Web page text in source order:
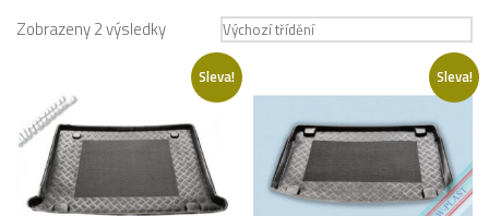
Zobrazeny 2 výsledky
Sleva! Sleva!